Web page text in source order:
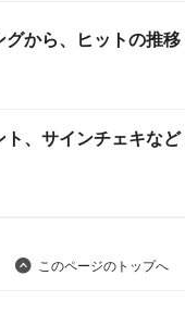
から、ヒットの推移
、サインチェキなど
このページのトップへ